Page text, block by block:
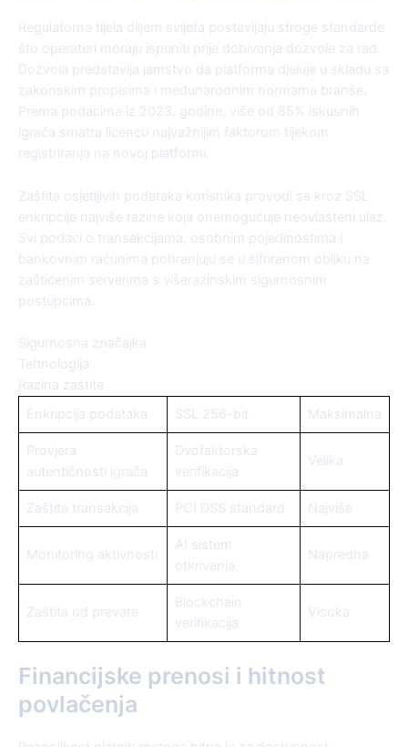
Regulatorna tijela diljem svijeta postavljaju stroge standarde
što operateri moraju ispuniti prije dobivanja dozvole za rad.
Dozvola predstavlja jamstvo da platforma djeluje u skladu sa
zakonskim propisima i međunarodnim normama branše.
Prema podacima iz 2023. godine, više od 85% iskusnih
igrača smatra licencu najvažnijim faktorom tijekom
registriranja na novoj platformi.
Zaštita osjetljivih podataka korisnika provodi se kroz SSL
enkripcije najviše razine koja onemogućuje neovlašteni ulaz.
Svi podaci o transakcijama, osobnim pojedinostima i
bankovnim računima pohranjuju se u šifriranom obliku na
zaštićenim serverima s višerazinskim sigurnosnim
postupcima.
Sigurnosna značajka
Tehnologija
Razina zaštite
Enkripcija podataka
SSL 256-bit Maksimalna
Provjera
autentičnosti igrača
Dvofaktorska
verifikacija
Velika
Zaštita transakcija PCI DSS standard Najviša
Monitoring aktivnosti
AI sistem
otkrivanja
Napredna
Zaštita od prevare
Blockchain
verifikacija
Visoka
Financijske prenosi i hitnost
povlačenja